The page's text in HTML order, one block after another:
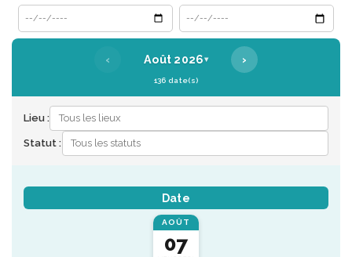
Date de début
Date de fin
‹ Août 2026▾ ›
136 date(s)
Lieu :
Statut :
Date
AOÛT
07